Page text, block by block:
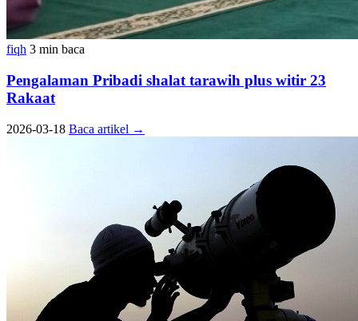
fiqh 3 min baca
Pengalaman Pribadi shalat tarawih plus witir 23
Rakaat
2026-03-18 Baca artikel →